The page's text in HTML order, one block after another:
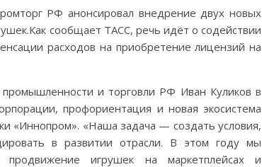
РФ анонсировал внедрение двух новых
сообщает ТАСС, речь идёт о содействии
расходов на приобретение лицензий на
промышленности и торговли РФ Иван Куликов в
профориентация и новая экосистема
«Иннопром». «Наша задача — создать условия,
в развитии отрасли. В этом году мы
игрушек на маркетплейсах и